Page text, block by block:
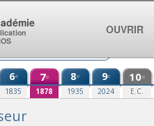
6e
1835
7e
1878
8e
1935
9e
2024
10e
E.C.
OUVRIR